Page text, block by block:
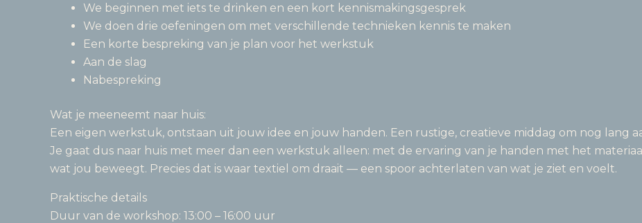
We beginnen met iets te drinken en een kort kennismakingsgesprek
We doen drie oefeningen om met verschillende technieken kennis te maken
Een korte bespreking van je plan voor het werkstuk
Aan de slag
Nabespreking
Wat je meeneemt naar huis:
Een eigen werkstuk, ontstaan uit jouw idee en jouw handen. Een rustige, creatieve middag om nog lang
Je gaat dus naar huis met meer dan een werkstuk alleen: met de ervaring van je handen met het
wat jou beweegt. Precies dat is waar textiel om draait — een spoor achterlaten van wat je ziet en voelt.
Praktische details
Duur van de workshop: 13:00 – 16:00 uur